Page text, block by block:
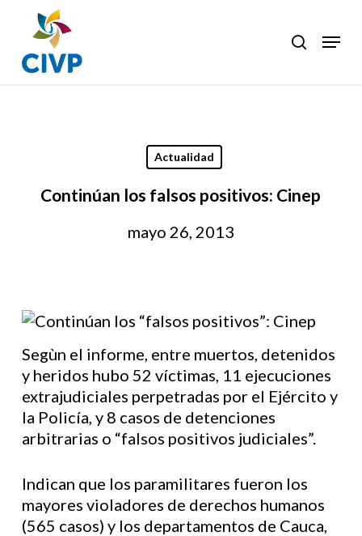
main
content
search
Menu
Actualidad
Continúan los falsos positivos: Cinep
mayo 26, 2013
Segùn el informe, entre muertos, detenidos
y heridos hubo 52 víctimas, 11 ejecuciones
extrajudiciales perpetradas por el Ejército y
la Policía, y 8 casos de detenciones
arbitrarias o “falsos positivos judiciales”.
Indican que los paramilitares fueron los
mayores violadores de derechos humanos
(565 casos) y los departamentos de Cauca,
Close